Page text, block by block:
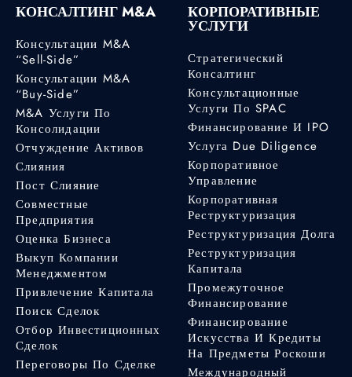
КОНСАЛТИНГ M&A
Консультации M&A
“Sell-Side”
Консультации M&A
“Buy-Side”
M&A Услуги По
Консолидации
Отчуждение Активов
Слияния
Пост Слияние
Совместные
Предприятия
Оценка Бизнеса
Выкуп Компании
Менеджментом
Привлечение Капитала
Поиск Сделок
Отбор Инвестиционных
Сделок
Переговоры По Сделке
КОРПОРАТИВНЫЕ
УСЛУГИ
Стратегический
Консалтинг
Консультационные
Услуги По SPAC
Финансирование И IPO
Услуга Due Diligence
Корпоративное
Управление
Корпоративная
Реструктуризация
Реструктуризация Долга
Реструктуризация
Капитала
Промежуточное
Финансирование
Финансирование
Искусства И Кредиты
На Предметы Роскоши
Международный